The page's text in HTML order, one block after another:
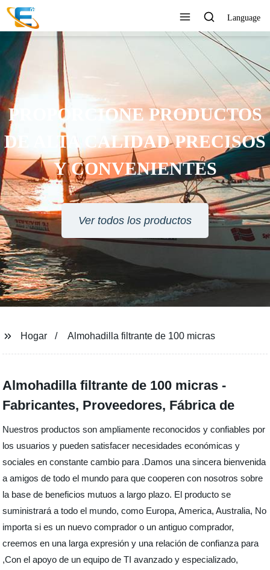
Language
PROPORCIONE PRODUCTOS
DE ALTA CALIDAD PRECISOS
Y CONVENIENTES
Ver todos los productos
Hogar Almohadilla filtrante de 100 micras
Almohadilla filtrante de 100 micras -
Fabricantes, Proveedores, Fábrica de
Nuestros productos son ampliamente reconocidos y confiables por
los usuarios y pueden satisfacer necesidades económicas y
sociales en constante cambio para .Damos una sincera bienvenida
a amigos de todo el mundo para que cooperen con nosotros sobre
la base de beneficios mutuos a largo plazo. El producto se
suministrará a todo el mundo, como Europa, America, Australia, No
importa si es un nuevo comprador o un antiguo comprador,
creemos en una larga expresión y una relación de confianza para
,Con el apoyo de un equipo de TI avanzado y especializado,